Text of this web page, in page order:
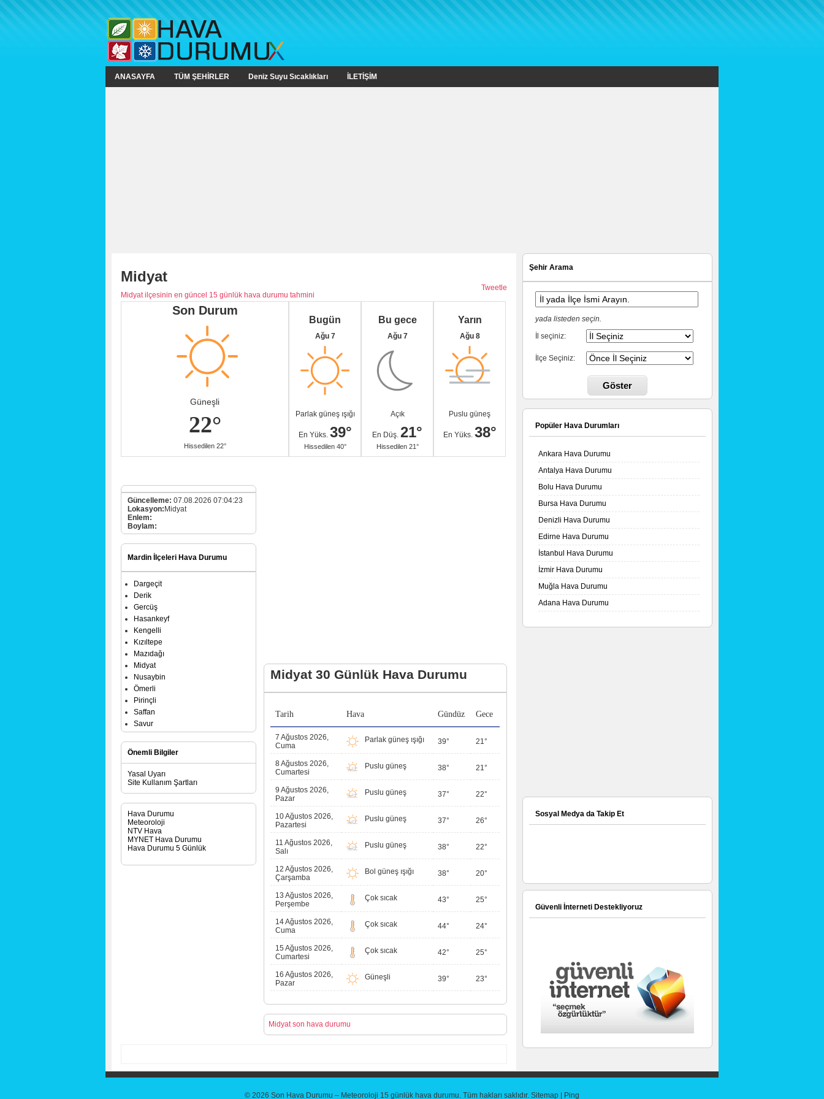
ANASAYFA TÜM ŞEHİRLER Deniz Suyu Sıcaklıkları İLETİŞİM
Midyat
Midyat ilçesinin en güncel 15 günlük hava durumu tahmini
Tweetle
Midyat 30 Günlük Hava Durumu
Tarih Hava Gündüz Gece
7 Ağustos 2026,
Cuma
Parlak güneş ışığı 39° 21°
8 Ağustos 2026,
Cumartesi
Puslu güneş 38° 21°
9 Ağustos 2026,
Pazar
Puslu güneş 37° 22°
10 Ağustos 2026,
Pazartesi
Puslu güneş 37° 26°
11 Ağustos 2026,
Salı
Puslu güneş 38° 22°
12 Ağustos 2026,
Çarşamba
Bol güneş ışığı 38° 20°
13 Ağustos 2026,
Perşembe
Çok sıcak 43° 25°
14 Ağustos 2026,
Cuma
Çok sıcak 44° 24°
15 Ağustos 2026,
Cumartesi
Çok sıcak 42° 25°
16 Ağustos 2026,
Pazar
Güneşli 39° 23°
Midyat son hava durumu
Son Durum
Güneşli
22°
Hissedilen 22°
Bugün
Ağu 7
Parlak güneş ışığı
En Yüks. 39°
Hissedilen 40°
Bu gece
Ağu 7
Açık
En Düş. 21°
Hissedilen 21°
Yarın
Ağu 8
Puslu güneş
En Yüks. 38°
Güncelleme: 07.08.2026 07:04:23
Lokasyon: Midyat
Enlem:
Boylam:
Mardin İlçeleri Hava Durumu
Dargeçit
Derik
Gercüş
Hasankeyf
Kengelli
Kızıltepe
Mazıdağı
Midyat
Nusaybin
Ömerli
Pirinçli
Saffan
Savur
Önemli Bilgiler
Yasal Uyarı
Site Kullanım Şartları
Hava Durumu
Meteoroloji
NTV Hava
MYNET Hava Durumu
Hava Durumu 5 Günlük
Şehir Arama
yada listeden seçin.
İl seçiniz:
İlçe Seçiniz:
Göster
Popüler Hava Durumları
Ankara Hava Durumu
Antalya Hava Durumu
Bolu Hava Durumu
Bursa Hava Durumu
Denizli Hava Durumu
Edirne Hava Durumu
İstanbul Hava Durumu
İzmir Hava Durumu
Muğla Hava Durumu
Adana Hava Durumu
Sosyal Medya da Takip Et
Güvenli İnterneti Destekliyoruz
© 2026 Son Hava Durumu – Meteoroloji 15 günlük hava durumu. Tüm hakları saklıdır. Sitemap Ping